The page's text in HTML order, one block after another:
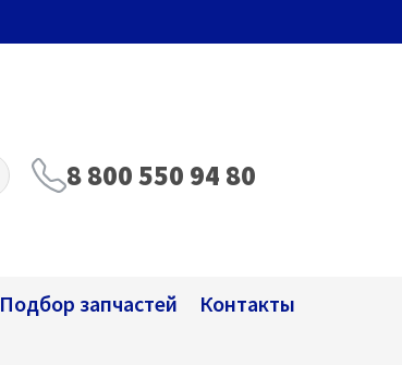
8 800 550 94 80
Подбор запчастей
Контакты